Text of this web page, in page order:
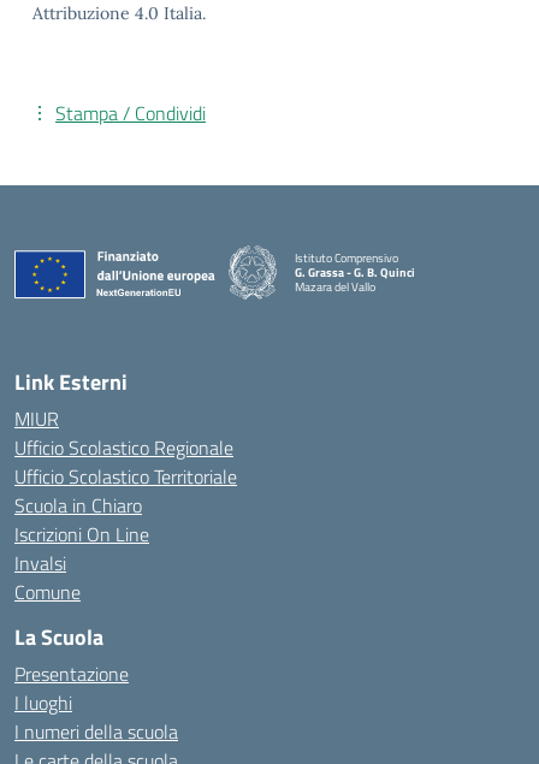
Attribuzione 4.0 Italia.
Stampa / Condividi
Istituto Comprensivo
G. Grassa - G. B. Quinci
Mazara del Vallo
Link Esterni
MIUR
Ufficio Scolastico Regionale
Ufficio Scolastico Territoriale
Scuola in Chiaro
Iscrizioni On Line
Invalsi
Comune
La Scuola
Presentazione
I luoghi
I numeri della scuola